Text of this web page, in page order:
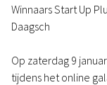
Winnaars Start Up
Daagsch
Op zaterdag 9
tijdens het online